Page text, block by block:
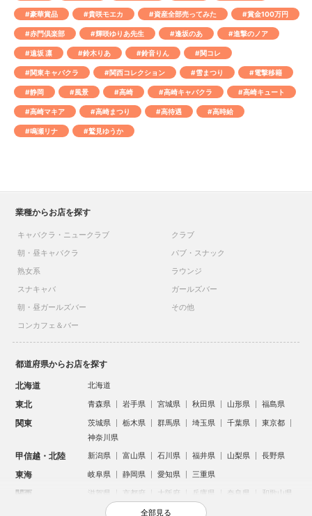
#豪華賞品 #貴咲モエカ #資産全部売ってみた #賞金100万円
#赤門倶楽部 #輝咲ゆりあ先生 #逢坂のあ #進撃のノア
#遠坂 凛 #鈴木りあ #鈴音りん #関コレ
#関東キャバクラ #関西コレクション #雪まつり #電撃移籍
#静岡 #風景 #高崎 #高崎キャバクラ #高崎キュート
#高崎マキア #高崎まつり #高待遇 #高時給
#鳴瀬リナ #鷲見ゆうか
業種からお店を探す
キャバクラ・ニュークラブ
クラブ
朝・昼キャバクラ
パブ・スナック
熟女系
ラウンジ
スナキャバ
ガールズバー
朝・昼ガールズバー
その他
コンカフェ＆バー
都道府県からお店を探す
北海道 北海道
東北 青森県 岩手県 宮城県 秋田県 山形県 福島県
関東 茨城県 栃木県 群馬県 埼玉県 千葉県
東京都
神奈川県
甲信越・北陸 新潟県 富山県 石川県 福井県 山梨県 長野県
東海 岐阜県 静岡県 愛知県 三重県
関西 滋賀県 京都府 大阪府 兵庫県 奈良県 和歌山県
鳥取県 島根県 岡山県 広島県
全部見る